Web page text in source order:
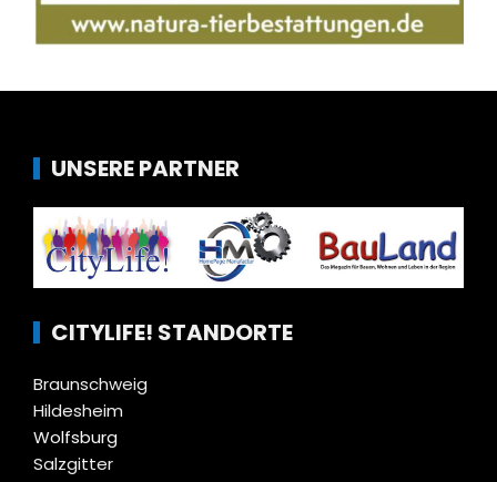
UNSERE PARTNER
CITYLIFE! STANDORTE
Braunschweig
Hildesheim
Wolfsburg
Salzgitter